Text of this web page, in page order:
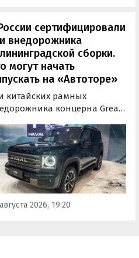
сертифицировали
внедорожника
сборки.
могут начать
на «Автоторе»
китайских рамных
концерна Great
заводе
Речь о Haval H9,
400 и Tank 500, которые
прошли
и получили
типа
средства (ОТТС).
2026, 19:20